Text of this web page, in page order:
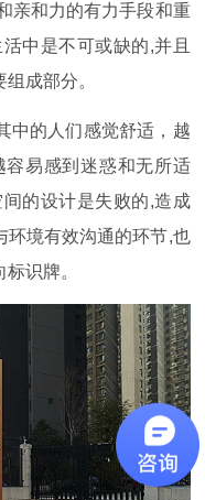
亲和力的有力手段和重
中是不可或缺的,并且
成部分。
中的人们感觉舒适，越
易感到迷惑和无所适
的设计是失败的,造成
环境有效沟通的环节,也
识牌。